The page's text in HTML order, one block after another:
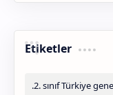
Etiketler